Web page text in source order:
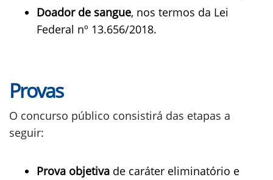
Doador de sangue, nos termos da Lei
Federal nº 13.656/2018.
Provas
O concurso público consistirá das etapas a
seguir:
Prova objetiva de caráter eliminatório e